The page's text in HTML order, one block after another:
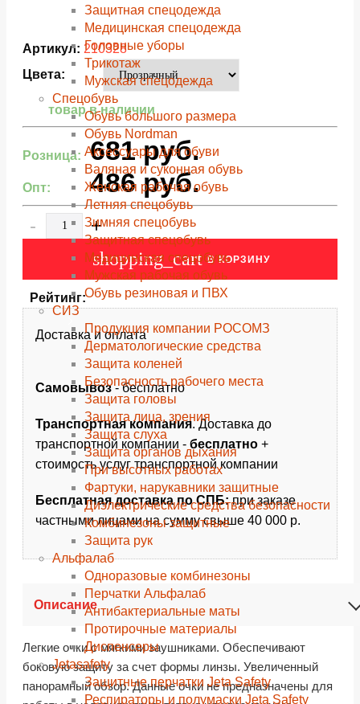
Защитная спецодежда
Медицинская спецодежда
Головные уборы
Трикотаж
Мужская спецодежда
Спецобувь
Обувь большого размера
Обувь Nordman
Аксессуары для обуви
Валяная и суконная обувь
Женская рабочая обувь
Летняя спецобувь
Зимняя спецобувь
Защитная спецобувь
Медицинская спецобувь
Мужская рабочая обувь
Обувь резиновая и ПВХ
СИЗ
Продукция компании РОСОМЗ
Дерматологические средства
Защита коленей
Безопасность рабочего места
Защита головы
Защита лица, зрения
Защита слуха
Защита органов дыхания
При высотных работах
Фартуки, нарукавники защитные
Диэлектрические средства безопасности
Комбинезоны защитные
Защита рук
Альфалаб
Одноразовые комбинезоны
Перчатки Альфалаб
Антибактериальные маты
Протирочные материалы
Диспенсеры
Jetasafety
Защитные перчатки Jeta Safety
Респираторы и полумаски Jeta Safety
Артикул: 210328
Цвета:
товар в наличии
Розница: 681руб.
Опт: 486руб.
- +
shopping_cartВ КОРЗИНУ
Рейтинг:
Доставка и оплата
Самовывоз- бесплатно
Транспортная компания. Доставка до
транспортной компании - бесплатно +
стоимость услуг транспортной компании
Бесплатная доставка по СПБ:при заказе
частными лицами на сумму свыше 40 000 р.
Описание
Легкие очки с мягкими заушниками. Обеспечивают
боковую защиту за счет формы линзы. Увеличенный
панорамный обзор. Данные очки не предназначены для